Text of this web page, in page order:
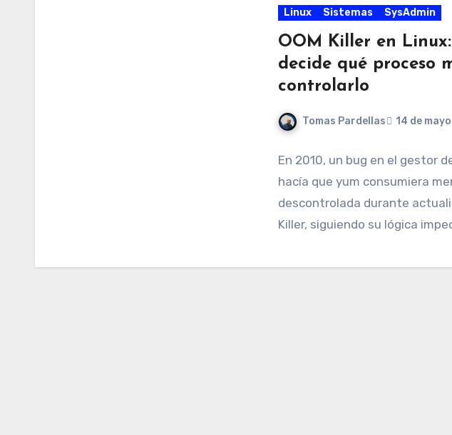
Linux Sistemas SysAdmin
OOM Killer en
decide qué proceso
controlarlo
Tomas Pardellas 14 de
En 2010, un bug en el gestor
hacía que yum consumiera
descontrolada durante
Killer, siguiendo su lógica